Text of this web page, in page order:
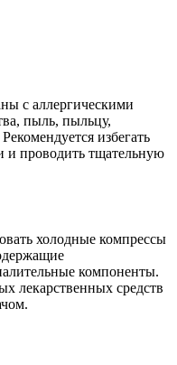
с аллергическими
пыль, пыльцу,
избегать
и проводить тщательную
холодные компрессы
компоненты.
лекарственных средств